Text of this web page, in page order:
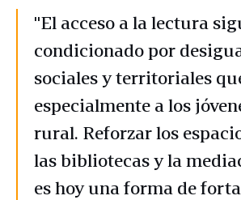
"El acceso a la lectura
condicionado por
sociales y territoriales
especialmente a los
rural. Reforzar los
las bibliotecas y la
es hoy una forma de